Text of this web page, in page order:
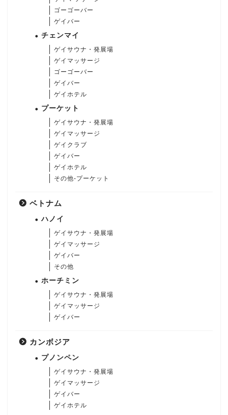
ゴーゴーバー
ゲイバー
チェンマイ
ゲイサウナ・発展場
ゲイマッサージ
ゴーゴーバー
ゲイバー
ゲイホテル
プーケット
ゲイサウナ・発展場
ゲイマッサージ
ゲイクラブ
ゲイバー
ゲイホテル
その他-プーケット
ベトナム
ハノイ
ゲイサウナ・発展場
ゲイマッサージ
ゲイバー
その他
ホーチミン
ゲイサウナ・発展場
ゲイマッサージ
ゲイバー
カンボジア
プノンペン
ゲイサウナ・発展場
ゲイマッサージ
ゲイバー
ゲイホテル